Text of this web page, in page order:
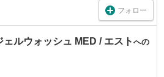
フォロー
ルウォッシュ MED / エスト への